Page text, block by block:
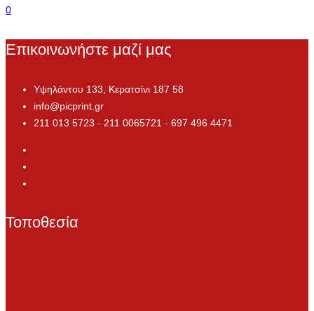
0
Επικοινωνήστε μαζί μας
Υψηλάντου 133, Κερατσίνι 187 58
info@picprint.gr
211 013 5723 - 211 0065721 - 697 496 4471
Τοποθεσία